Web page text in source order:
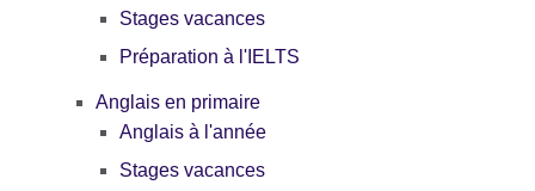
Stages vacances
Préparation à l'IELTS
Anglais en primaire
Anglais à l'année
Stages vacances